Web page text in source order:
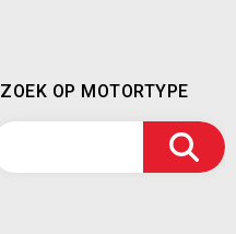
ZOEK OP MOTORTYPE